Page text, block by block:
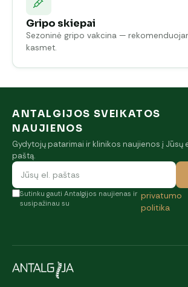
Gripo skiepai
Sezoninė gripo vakcina —
kasmet.
ANTALGIJOS SVEIKATOS
NAUJIENOS
Gydytojų patarimai ir klinikos naujienos į Jūsų
paštą.
Sutinku gauti Antalgijos naujienas ir
susipažinau su
privatumo
politika